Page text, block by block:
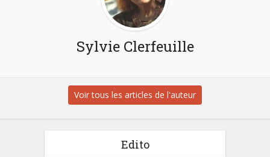
Sylvie Clerfeuille
Voir tous les articles de l'auteur
Edito